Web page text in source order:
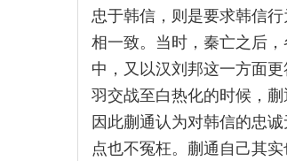
忠于韩信，则是要求韩信
相一致。当时，秦亡之后
中，又以汉刘邦这一方面
羽交战至白热化的时候，
因此蒯通认为对韩信的忠
点也不冤枉。蒯通自己其